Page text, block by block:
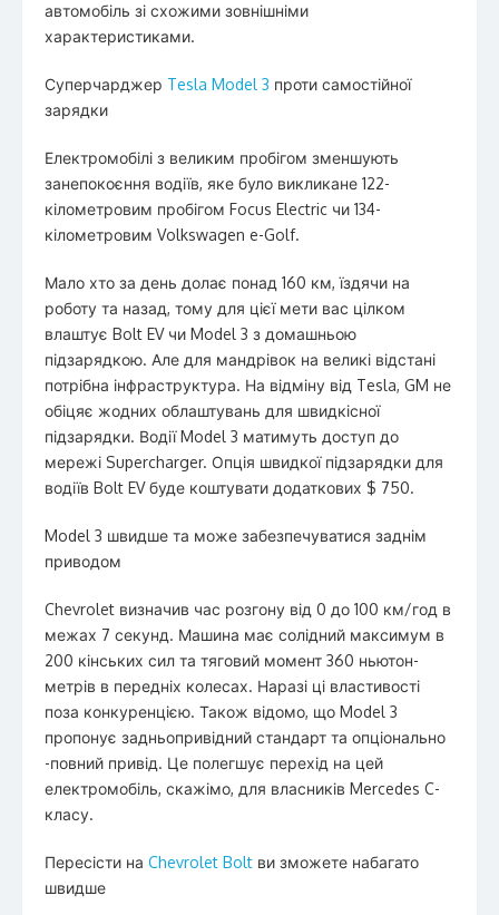
автомобіль зі схожими зовнішніми
характеристиками.
Суперчарджер Tesla Model 3 проти самостійної
зарядки
Електромобілі з великим пробігом зменшують
занепокоєння водіїв, яке було викликане 122-
кілометровим пробігом Focus Electric чи 134-
кілометровим Volkswagen e-Golf.
Мало хто за день долає понад 160 км, їздячи на
роботу та назад, тому для цієї мети вас цілком
влаштує Bolt EV чи Model 3 з домашньою
підзарядкою. Але для мандрівок на великі відстані
потрібна інфраструктура. На відміну від Tesla, GM не
обіцяє жодних облаштувань для швидкісної
підзарядки. Водії Model 3 матимуть доступ до
мережі Supercharger. Опція швидкої підзарядки для
водіїв Bolt EV буде коштувати додаткових $ 750.
Model 3 швидше та може забезпечуватися заднім
приводом
Chevrolet визначив час розгону від 0 до 100 км/год в
межах 7 секунд. Машина має солідний максимум в
200 кінських сил та тяговий момент 360 ньютон-
метрів в передніх колесах. Наразі ці властивості
поза конкуренцією. Також відомо, що Model 3
пропонує задньопривідний стандарт та опціонально
-повний привід. Це полегшує перехід на цей
електромобіль, скажімо, для власників Mercedes C-
класу.
Пересісти на Chevrolet Bolt ви зможете набагато
швидше